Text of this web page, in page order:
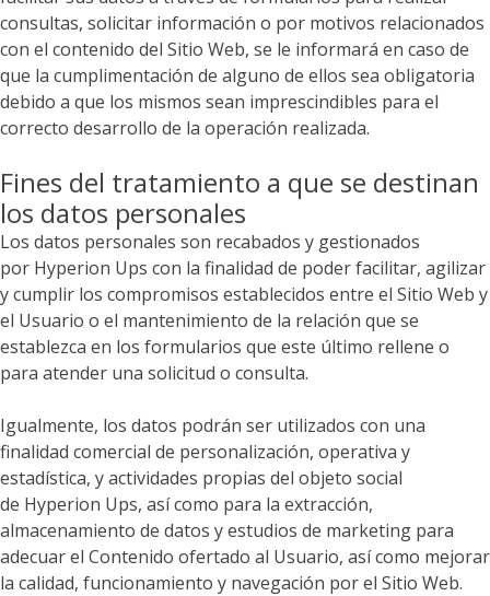
consultas, solicitar información o por motivos relacionados
con el contenido del Sitio Web, se le informará en caso de
que la cumplimentación de alguno de ellos sea obligatoria
debido a que los mismos sean imprescindibles para el
correcto desarrollo de la operación realizada.
Fines del tratamiento a que se destinan
los datos personales
Los datos personales son recabados y gestionados
por Hyperion Ups con la finalidad de poder facilitar, agilizar
y cumplir los compromisos establecidos entre el Sitio Web y
el Usuario o el mantenimiento de la relación que se
establezca en los formularios que este último rellene o
para atender una solicitud o consulta.
Igualmente, los datos podrán ser utilizados con una
finalidad comercial de personalización, operativa y
estadística, y actividades propias del objeto social
de Hyperion Ups, así como para la extracción,
almacenamiento de datos y estudios de marketing para
adecuar el Contenido ofertado al Usuario, así como mejorar
la calidad, funcionamiento y navegación por el Sitio Web.